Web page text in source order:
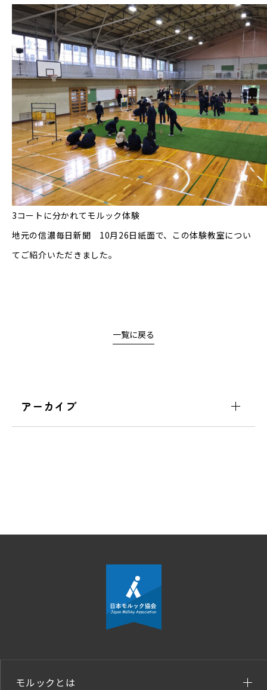
3コートに分かれてモルック体験
地元の信濃毎日新聞 10月26日紙面で、この体験教室につい
てご紹介いただきました。
一覧に戻る
アーカイブ
モルックとは